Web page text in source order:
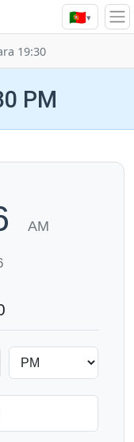
🇵🇹▾
19:30
PM
AM